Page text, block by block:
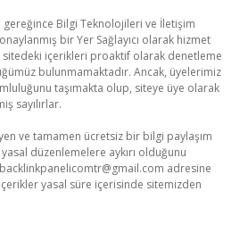
gereğince Bilgi Teknolojileri ve İletişim
bir Yer Sağlayıcı olarak hizmet
içerikleri proaktif olarak denetleme
bulunmamaktadır. Ancak, üyelerimiz
taşımakta olup, siteye üye olarak
sayılırlar.
ve tamamen ücretsiz bir bilgi paylaşım
düzenlemelere aykırı olduğunu
backlinkpanelicomtr@gmail.com adresine
yasal süre içerisinde sitemizden